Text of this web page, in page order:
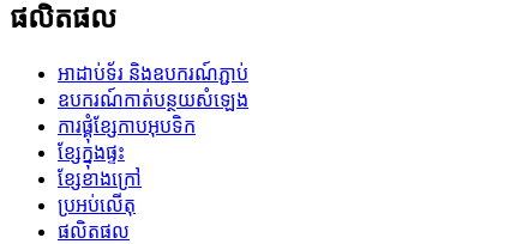
ផលិតផល
អាដាប់ទ័រ និងឧបករណ៍ភ្ជាប់
ឧបករណ៍កាត់បន្ថយសំឡេង
ការផ្គុំខ្សែកាបអុបទិក
ខ្សែ​ក្នុង​ផ្ទះ
ខ្សែខាងក្រៅ
ប្រអប់​លើ​តុ
ផលិតផល